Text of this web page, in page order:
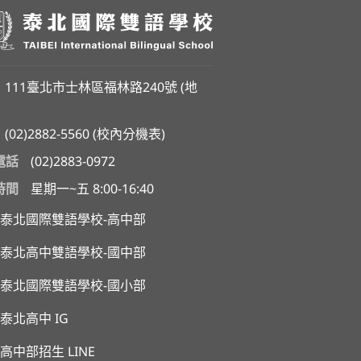
111臺北市士林區福林路240號 (地
(02)2882-5560 (校內分機表)
話
(02)2883-0972
間
星期一~五 8:00-16:40
泰北國際雙語學校-高中部
泰北高中雙語學校-國中部
泰北國際雙語學校-國小部
泰北高中 IG
高中部招生 LINE